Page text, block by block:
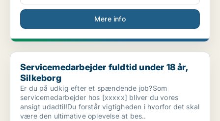
Mere info
Servicemedarbejder fuldtid under 18 år, Silkeborg
Servicemedarbejder fuldtid under 18 år,
Silkeborg
Er du på udkig efter et spændende job?Som
servicemedarbejder hos [xxxxx] bliver du vores
ansigt udadtil!Du forstår vigtigheden i hvorfor det skal
være den ultimative oplevelse at bes..